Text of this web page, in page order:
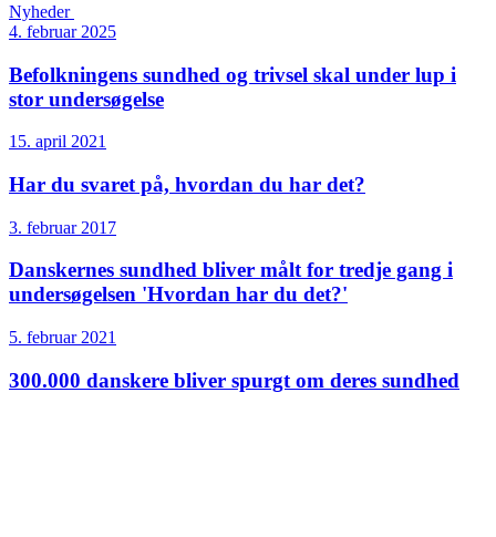
Nyheder
4. februar 2025
Befolkningens sundhed og trivsel skal under lup i
stor undersøgelse
15. april 2021
Har du svaret på, hvordan du har det?
3. februar 2017
Danskernes sundhed bliver målt for tredje gang i
undersøgelsen 'Hvordan har du det?'
5. februar 2021
300.000 danskere bliver spurgt om deres sundhed